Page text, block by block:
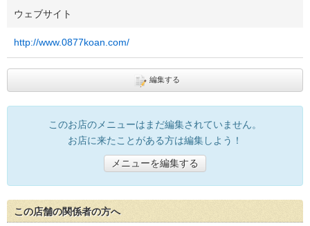
ウェブサイト
http://www.0877koan.com/
編集する
このお店のメニューはまだ編集されていません。
お店に来たことがある方は編集しよう！
メニューを編集する
この店舗の関係者の方へ